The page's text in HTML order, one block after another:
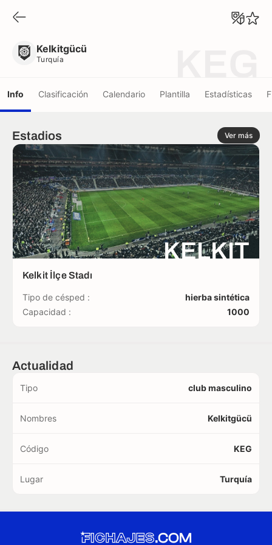
Kelkitgücü
Turquía
Info Clasificación Calendario Plantilla Estadísticas
Estadios Ver más
KELKIT
Kelkit İlçe Stadı
Tipo de césped :
hierba sintética
Capacidad :
1000
Actualidad
Tipo club masculino
Nombres Kelkitgücü
Código KEG
Lugar Turquía